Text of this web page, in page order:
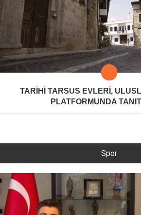
TARİHİ TARSUS EVLERİ,
PLATFORMUNDA
Spor